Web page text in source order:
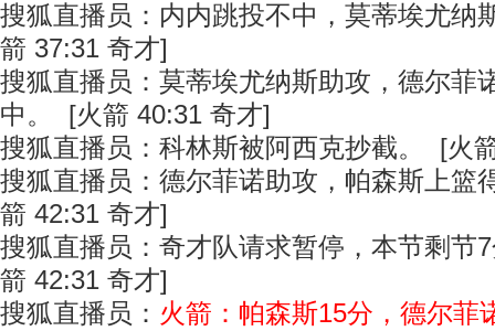
搜狐直播员：内内跳投不中，莫蒂埃尤纳
箭 37:31 奇才]
搜狐直播员：莫蒂埃尤纳斯助攻，德尔菲
中。 [火箭 40:31 奇才]
搜狐直播员：科林斯被阿西克抄截。 [火
搜狐直播员：德尔菲诺助攻，帕森斯上篮
箭 42:31 奇才]
搜狐直播员：奇才队请求暂停，本节剩节
箭 42:31 奇才]
搜狐直播员： 火箭：帕森斯15分，德尔菲